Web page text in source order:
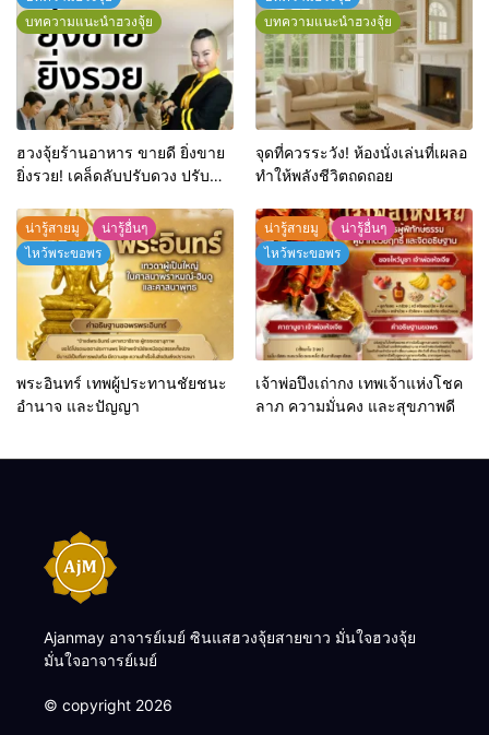
บทความแนะนำฮวงจุ้ย
ฮวงจุ้ยร้านอาหาร ขายดี ยิ่งขาย
ยิ่งรวย! เคล็ดลับปรับดวง ปรับ
บทความแนะนำฮวงจุ้ย
จุดที่ควรระวัง! ห้องนั่งเล่นที่เผลอ
ทำให้พลังชีวิตถดถอย
น่ารู้สายมู
น่ารู้อื่นๆ
ไหว้พระขอพร
พระอินทร์ เทพผู้ประทานชัยชนะ
อำนาจ และปัญญา
น่ารู้สายมู
น่ารู้อื่นๆ
ไหว้พระขอพร
เจ้าพ่อปึงเถ่ากง เทพเจ้าแห่งโชค
ลาภ ความมั่นคง และสุขภาพดี
Ajanmay อาจารย์เมย์ ซินแสฮวงจุ้ยสายขาว มั่นใจฮวงจุ้ย
มั่นใจอาจารย์เมย์
© copyright 2026